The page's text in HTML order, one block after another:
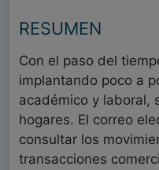
RESUMEN
Con el paso del
implantando poco a
académico y laboral,
hogares. El correo
consultar los
transacciones